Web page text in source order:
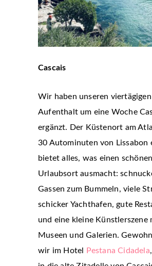
Cascais
Wir haben unseren
Aufenthalt um eine Woche
ergänzt. Der Küstenort am
30 Autominuten von Lissabon
bietet alles, was einen schönen
Urlaubsort ausmacht:
Gassen zum Bummeln, viele
schicker Yachthafen, gute
und eine kleine Künstlerszene
Museen und Galerien.
wir im Hotel
Pestana Cidadela